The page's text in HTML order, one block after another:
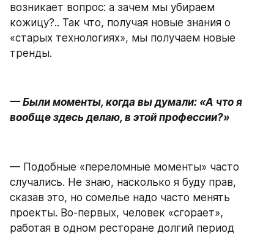
возникает вопрос: а зачем мы убираем
кожицу?.. Так что, получая новые знания о
«старых технологиях», мы получаем новые
тренды.
— Были моменты, когда вы думали: «А что я
вообще здесь делаю, в этой профессии?»
— Подобные «переломные моменты» часто
случались. Не знаю, насколько я буду прав,
сказав это, но сомелье надо часто менять
проекты. Во-первых, человек «сгорает»,
работая в одном ресторане долгий период